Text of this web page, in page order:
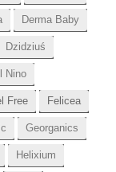
Derma Baby
Dzidziuś
Nino
Free Felicea
Georganics
Helixium